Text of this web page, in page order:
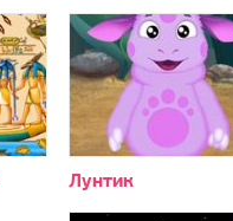
Лунтик